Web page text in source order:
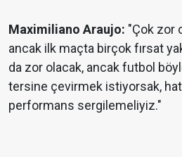
Maximiliano Araujo: "Çok zor
ancak ilk maçta birçok fırsat
da zor olacak, ancak futbol
tersine çevirmek istiyorsak,
performans sergilemeliyiz."